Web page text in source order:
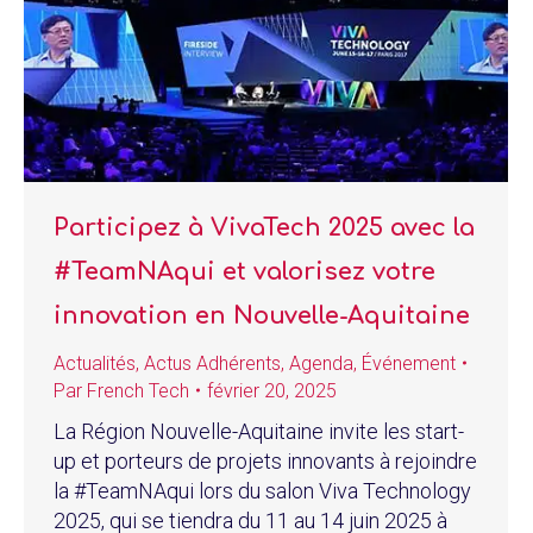
Participez à VivaTech 2025 avec la
#TeamNAqui et valorisez votre
innovation en Nouvelle-Aquitaine
Actualités, Actus Adhérents, Agenda, Événement
Par French Tech février 20, 2025
La Région Nouvelle-Aquitaine invite les start-
up et porteurs de projets innovants à rejoindre
la #TeamNAqui lors du salon Viva Technology
2025, qui se tiendra du 11 au 14 juin 2025 à